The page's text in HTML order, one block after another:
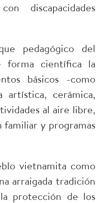
discapacidades
pedagógico del
forma científica la
básicos -como
artística, cerámica,
al aire libre,
y programas
vietnamita como
arraigada tradición
protección de los